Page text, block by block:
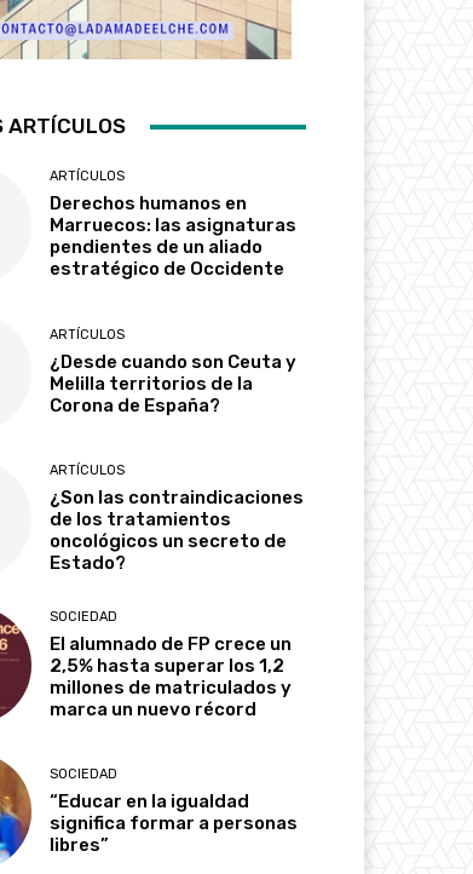
ARTÍCULOS
ARTÍCULOS
Derechos humanos en
Marruecos: las asignaturas
pendientes de un aliado
estratégico de Occidente
ARTÍCULOS
¿Desde cuando son Ceuta y
Melilla territorios de la
Corona de España?
ARTÍCULOS
¿Son las contraindicaciones
de los tratamientos
oncológicos un secreto de
Estado?
SOCIEDAD
El alumnado de FP crece un
2,5% hasta superar los 1,2
millones de matriculados y
marca un nuevo récord
SOCIEDAD
“Educar en la igualdad
significa formar a personas
libres”